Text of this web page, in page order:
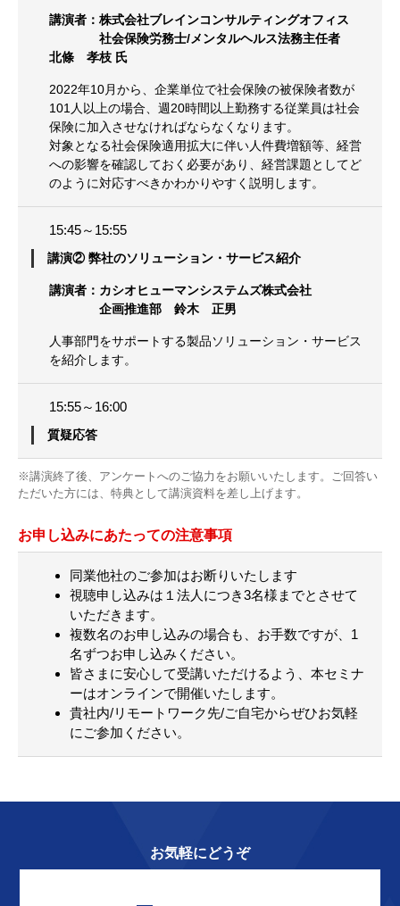
講演者：株式会社ブレインコンサルティングオフィス
社会保険労務士/メンタルヘルス法務主任者
北條 孝枝 氏
2022年10月から、企業単位で社会保険の被保険者数が
101人以上の場合、週20時間以上勤務する従業員は社会
保険に加入させなければならなくなります。
対象となる社会保険適用拡大に伴い人件費増額等、経営
への影響を確認しておく必要があり、経営課題としてど
のように対応すべきかわかりやすく説明します。
15:45～15:55
講演② 弊社のソリューション・サービス紹介
講演者：カシオヒューマンシステムズ株式会社
企画推進部 鈴木 正男
人事部門をサポートする製品ソリューション・サービス
を紹介します。
15:55～16:00
質疑応答
※講演終了後、アンケートへのご協力をお願いいたします。ご回答い
ただいた方には、特典として講演資料を差し上げます。
お申し込みにあたっての注意事項
同業他社のご参加はお断りいたします
視聴申し込みは１法人につき3名様までとさせて
いただきます。
複数名のお申し込みの場合も、お手数ですが、1
名ずつお申し込みください。
皆さまに安心して受講いただけるよう、本セミナ
ーはオンラインで開催いたします。
貴社内/リモートワーク先/ご自宅からぜひお気軽
にご参加ください。
お気軽にどうぞ